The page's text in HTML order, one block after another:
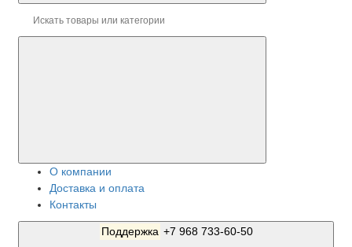
О компании
Доставка и оплата
Контакты
Поддержка +7 968 733-60-50